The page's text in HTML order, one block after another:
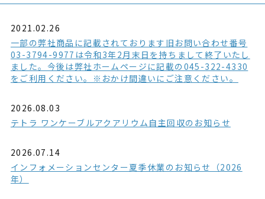
2021.02.26
一部の弊社商品に記載されております旧お問い合わせ番号
03-3794-9977は令和3年2月末日を持ちまして終了いたし
ました。今後は弊社ホームページに記載の045-322-4330
をご利用ください。※おかけ間違いにご注意ください。
2026.08.03
テトラ ワンケーブルアクアリウム自主回収のお知らせ
2026.07.14
インフォメーションセンター夏季休業のお知らせ（2026
年）